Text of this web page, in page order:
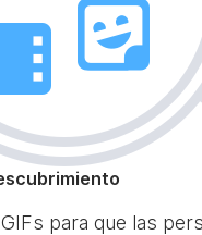
para que las